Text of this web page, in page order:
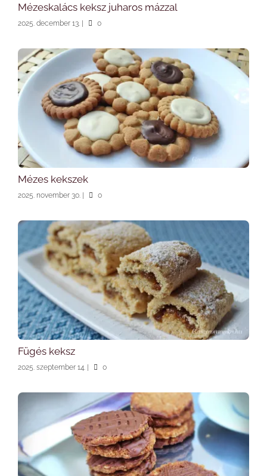
Mézeskalács keksz juharos mázzal
2025. december 13. | 0
Mézes kekszek
2025. november 30. | 0
Fügés keksz
2025. szeptember 14. | 0